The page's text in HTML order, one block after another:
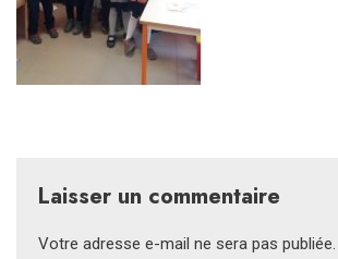
Laisser un commentaire
Votre adresse e-mail ne sera pas publiée.